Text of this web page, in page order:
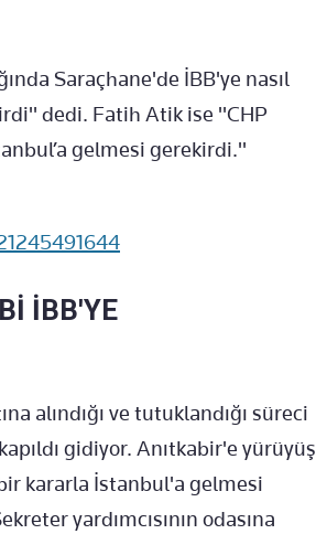
Saraçhane'de İBB'ye nasıl
dedi. Fatih Atik ise "CHP
gelmesi gerekirdi."
İBB'YE
alındığı ve tutuklandığı süreci
gidiyor. Anıtkabir'e yürüyüş
kararla İstanbul'a gelmesi
yardımcısının odasına